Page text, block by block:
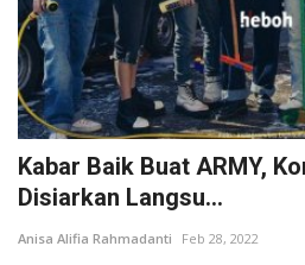
Kabar Baik Buat ARMY,
Disiarkan Langsu...
Anisa Alifia Rahmadanti Feb 28, 2022